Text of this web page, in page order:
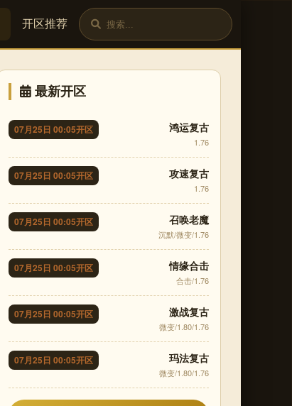
开区推荐
最新开区
07月25日 00:05开区 鸿运复古
1.76
07月25日 00:05开区 攻速复古
1.76
07月25日 00:05开区 召唤老魔
沉默/微变/1.76
07月25日 00:05开区 情缘合击
合击/1.76
07月25日 00:05开区 激战复古
微变/1.80/1.76
07月25日 00:05开区 玛法复古
微变/1.80/1.76